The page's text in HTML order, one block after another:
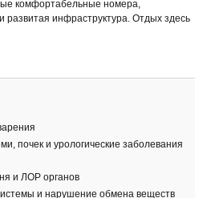
комфортабельные номера,
развитая инфраструктура. Отдых здесь
почек и урологические заболевания
и ЛОР органов
и нарушение обмена веществ